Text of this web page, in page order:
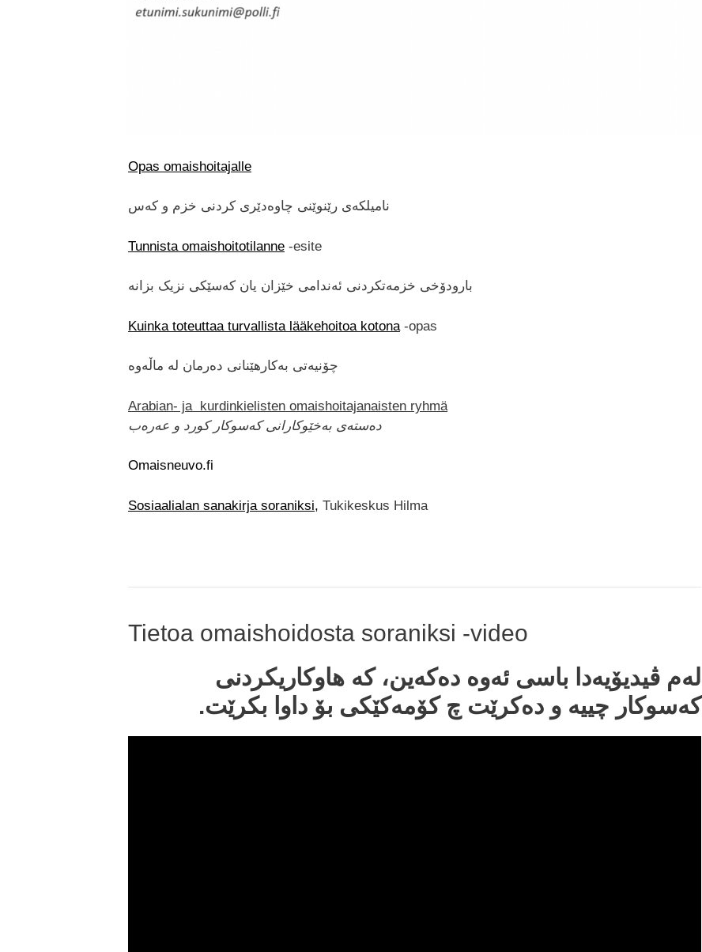
Opas omaishoitajalle
نامیلکەی رێنوێنی چاوەدێری کردنی خزم و کەس
Tunnista omaishoitotilanne -esite
بارودۆخی خزمەتکردنی ئەندامی خێزان یان کەسێکی نزیک بزانە
Kuinka toteuttaa turvallista lääkehoitoa kotona-opas
چۆنیەتی بەکارهێنانی دەرمان لە ماڵەوە
Arabian- ja kurdinkielisten omaishoitajanaisten ryhmä
دەستەی بەخێوکارانی کەسوکار کورد و عەرەب
Omaisneuvo.fi
Sosiaalialan sanakirja soraniksi, Tukikeskus Hilma
Tietoa omaishoidosta soraniksi -video
لەم ڤیدیۆیەدا باسی ئەوە دەکەین، کە هاوکاریکردنی
کەسوکار چییە و دەکرێت چ کۆمەکێكی بۆ داوا بکرێت.